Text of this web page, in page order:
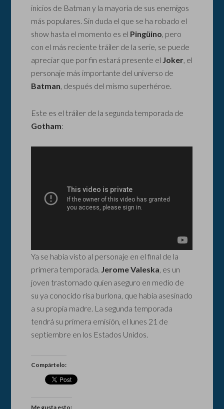
inicios de Batman y la mayoría de sus enemigos
más populares. Sin duda el que se ha robado el
show hasta el momento es el Pingüino, pero
con el más reciente tráiler de la serie, se puede
apreciar que por fin estará presente el Joker, el
personaje más importante del universo de
Batman, después del mismo superhéroe.
Este es el tráiler de la segunda temporada de
Gotham:
Ya se había visto al personaje en el final de la
primera temporada. Jerome Valeska , es un
joven trastornado quien aseguro en medio de
su ya conocido risa burlona, que había asesinado
a su propia madre. La segunda temporada
tendrá su primera emisión, el lunes 21 de
septiembre en los Estados Unidos.
Compártelo:
Me gusta esto: